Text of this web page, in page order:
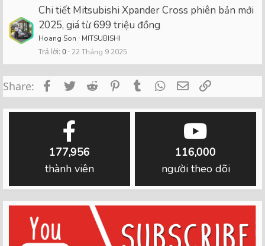
Chi tiết Mitsubishi Xpander Cross phiên bản mới
2025, giá từ 699 triệu đồng
Hoang Son MITSUBISHI
Trả lời 0 22 Tháng 9 2025
Share: FacebookTwitterReddit PinterestTumblrWhatsApp
Email
177,956
thành viên
116,000
người theo dõi